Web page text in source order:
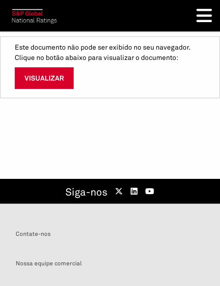
Este documento não pode ser exibido no seu navegador.
Clique no botão abaixo para visualizar o documento:
VISUALIZAR
Siga-nos
Contate-nos
Nossa equipe comercial